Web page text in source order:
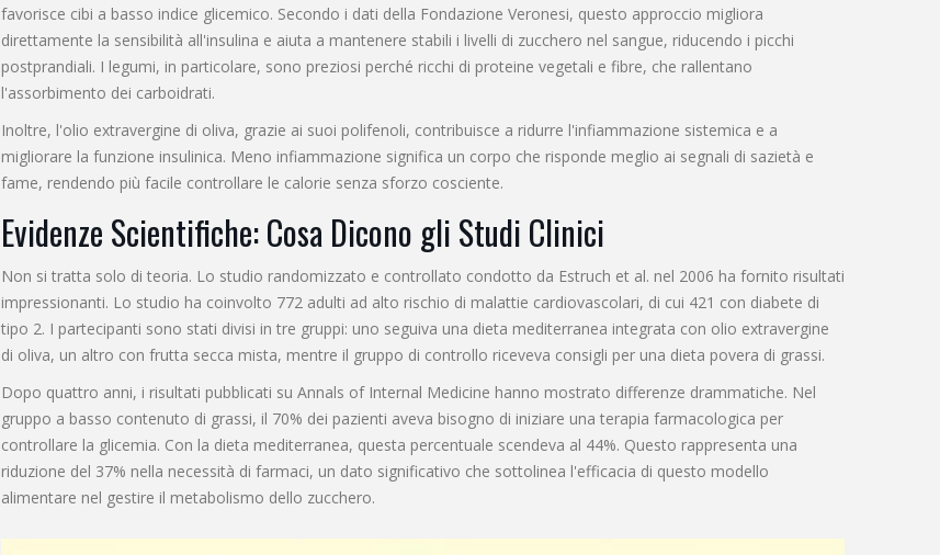
favorisce cibi a basso indice glicemico. Secondo i dati della Fondazione Veronesi, questo approccio migliora
direttamente la sensibilità all'insulina e aiuta a mantenere stabili i livelli di zucchero nel sangue, riducendo i picchi
postprandiali. I legumi, in particolare, sono preziosi perché ricchi di proteine vegetali e fibre, che rallentano
l'assorbimento dei carboidrati.
Inoltre, l'olio extravergine di oliva, grazie ai suoi polifenoli, contribuisce a ridurre l'infiammazione sistemica e a
migliorare la funzione insulinica. Meno infiammazione significa un corpo che risponde meglio ai segnali di sazietà e
fame, rendendo più facile controllare le calorie senza sforzo cosciente.
Evidenze Scientifiche: Cosa Dicono gli Studi Clinici
Non si tratta solo di teoria. Lo studio randomizzato e controllato condotto da Estruch et al. nel 2006 ha fornito risultati
impressionanti. Lo studio ha coinvolto 772 adulti ad alto rischio di malattie cardiovascolari, di cui 421 con diabete di
tipo 2. I partecipanti sono stati divisi in tre gruppi: uno seguiva una dieta mediterranea integrata con olio extravergine
di oliva, un altro con frutta secca mista, mentre il gruppo di controllo riceveva consigli per una dieta povera di grassi.
Dopo quattro anni, i risultati pubblicati su Annals of Internal Medicine hanno mostrato differenze drammatiche. Nel
gruppo a basso contenuto di grassi, il 70% dei pazienti aveva bisogno di iniziare una terapia farmacologica per
controllare la glicemia. Con la dieta mediterranea, questa percentuale scendeva al 44%. Questo rappresenta una
riduzione del 37% nella necessità di farmaci, un dato significativo che sottolinea l'efficacia di questo modello
alimentare nel gestire il metabolismo dello zucchero.